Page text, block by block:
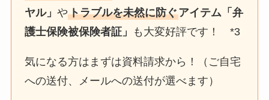
ヤル」やトラブルを未然に防ぐアイテム「弁
護士保険被保険者証」
も大変好評です！ *3
気になる方はまずは資料請求から！（ご自宅
への送付、メールへの送付が選べます）